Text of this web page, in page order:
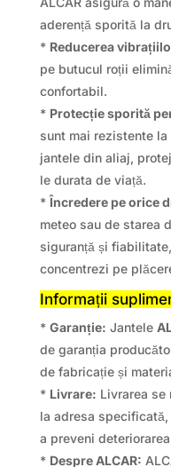
aderență sporită la
* Reducerea
pe butucul roții
confortabil.
* Protecție sporită
sunt mai rezistente
jantele din aliaj,
le durata de viață.
*Încredere pe orice
meteo sau de starea
siguranță și
concentrezi pe
Informații
* Garanție: Jantele
de garanția
de fabricație și
* Livrare: Livrarea
la adresa
a preveni
* Despre ALCAR: